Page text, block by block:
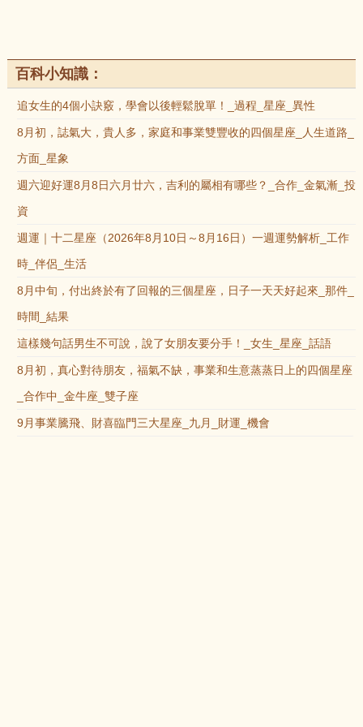
百科小知識：
追女生的4個小訣竅，學會以後輕鬆脫單！_過程_星座_異性
8月初，誌氣大，貴人多，家庭和事業雙豐收的四個星座_人生道路_
方面_星象
週六迎好運8月8日六月廿六，吉利的屬相有哪些？_合作_金氣漸_投
資
週運｜十二星座（2026年8月10日～8月16日）一週運勢解析_工作
時_伴侶_生活
8月中旬，付出終於有了回報的三個星座，日子一天天好起來_那件_
時間_結果
這樣幾句話男生不可說，說了女朋友要分手！_女生_星座_話語
8月初，真心對待朋友，福氣不缺，事業和生意蒸蒸日上的四個星座
_合作中_金牛座_雙子座
9月事業騰飛、財喜臨門三大星座_九月_財運_機會